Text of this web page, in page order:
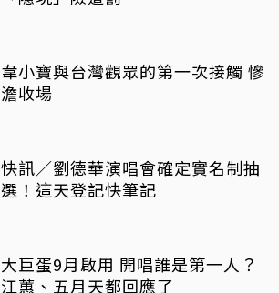
韋小寶與台灣觀眾的第一次接觸 慘
澹收場
快訊／劉德華演唱會確定實名制抽
選！這天登記快筆記
大巨蛋9月啟用 開唱誰是第一人？
江蕙、五月天都回應了